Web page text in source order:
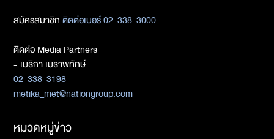
สมัครสมาชิกติดต่อเบอร์ 02-338-3000
ติดต่อ Media Partners
- เมธิกา เมธาพิทักษ์
02-338-3198
metika_met@nationgroup.com
หมวดหมู่ข่าว